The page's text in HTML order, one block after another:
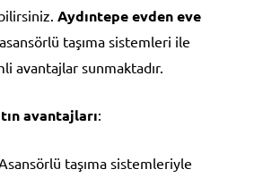
Aydıntepe evden eve
taşıma sistemleri ile
avantajlar sunmaktadır.
avantajları:
taşıma sistemleriyle